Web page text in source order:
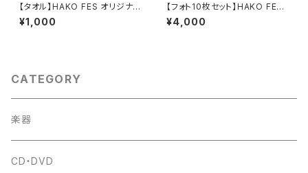
【タオル】HAKO FES オリジナル
デザイン ハンカチタオル
¥1,000
【フォト10枚セット】HAKO FES i
n CLOVER FESTIVAL 2025
※備考欄に購入希望の写真
¥4,000
CATEGORY
楽器
CD・DVD